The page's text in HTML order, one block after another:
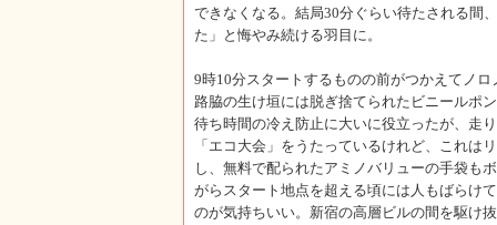
できなくなる。結局30分ぐらい待たされる間
た」と悔やみ続ける羽目に。
9時10分スタートするものの前がつかえてノ
路脇の生け垣には脱ぎ捨てられたビニールポ
待ち時間の冷え防止に大いに役立ったが、走
「エコ大会」をうたっているけれど、これは
し、無料で配られたアミノバリューの手袋も
がらスタート地点を超える頃には人もばらけ
のが気持ちいい。新宿の高層ビルの間を駆け